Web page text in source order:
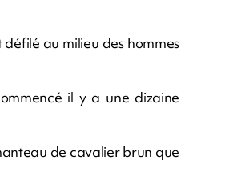
au milieu des hommes
il y a une dizaine
de cavalier brun que